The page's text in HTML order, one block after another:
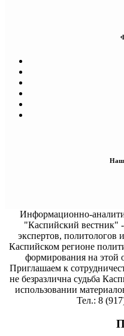
Информационно-
"Каспийский вестник" -
экспертов,
Каспийском регионе
формирования на этой
Приглашаем к
не безразлична судьба
использовании
Тел.: 8